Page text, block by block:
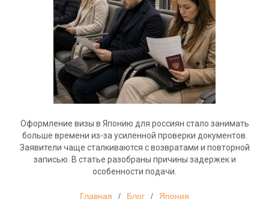
Оформление визы в Японию для россиян стало занимать
больше времени из-за усиленной проверки документов.
Заявители чаще сталкиваются с возвратами и повторной
записью. В статье разобраны причины задержек и
особенности подачи.
Главная / Блог / Япония